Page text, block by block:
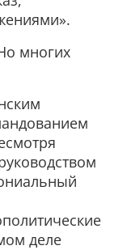
многих
деле